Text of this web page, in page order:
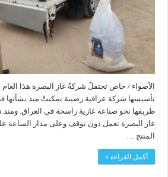
الأضواء / خاص تحتفلُ شركةُ غاز البصرة هذا
طريقها نحو صناعة غازية راسخة في العراق. ومنذ
غاز البصرة تعمل دون توقف وعلى مدار الساعة
المنتج …
أكمل القراءة »